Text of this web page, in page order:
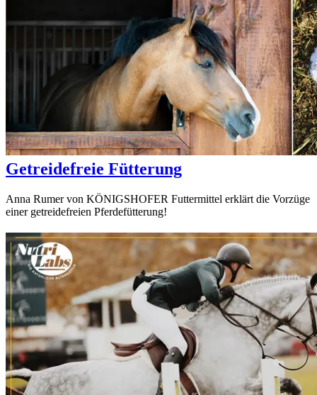
Getreidefreie Fütterung
Anna Rumer von KÖNIGSHOFER Futtermittel erklärt die Vorzüge
einer getreidefreien Pferdefütterung!